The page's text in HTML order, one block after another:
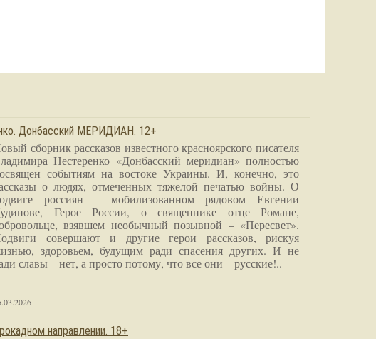
Донбасский МЕРИДИАН. 12+
сборник рассказов известного красноярского писателя
Нестеренко «Донбасский меридиан» полностью
событиям на востоке Украины. И, конечно, это
о людях, отмеченных тяжелой печатью войны. О
россиян – мобилизованном рядовом Евгении
Герое России, о священнике отце Романе,
взявшем необычный позывной – «Пересвет».
совершают и другие герои рассказов, рискуя
здоровьем, будущим ради спасения других. И не
славы – нет, а просто потому, что все они – русские!..
направлении. 18+